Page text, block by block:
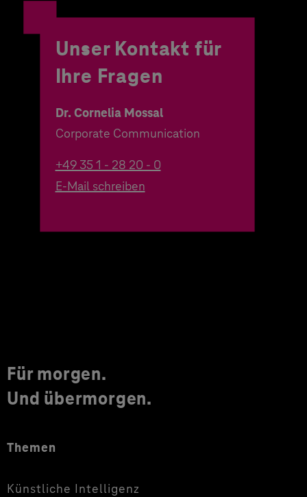
Unser Kontakt für
Ihre Fragen
Dr. Cornelia Mossal
Corporate Communication
+49 35 1 - 28 20 - 0
E-Mail schreiben
Für morgen.
Und übermorgen.
Themen
Künstliche Intelligenz